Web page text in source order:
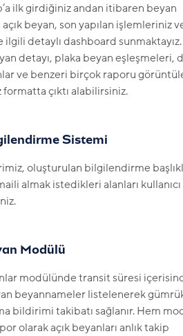
ilk girdiğiniz andan itibaren beyan
açık beyan, son yapılan işlemleriniz
detaylı dashboard
detayı, plaka beyan eşleşmeleri,
ve benzeri birçok raporu
çıktı alabilirsiniz.
Sistemi
oluşturulan bilgilendirme
almak istedikleri alanları kullanıcı
Modülü
modülünde transit süresi
beyannameler listelenerek
bildirimi takibatı sağlanır. Hem
olarak açık beyanları anlık takip